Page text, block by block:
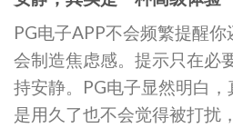
PG电子APP不会频繁提醒
会制造焦虑感。提示只在必
持安静。PG电子显然明白，
是用久了也不会觉得被打扰